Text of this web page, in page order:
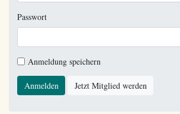
Passwort
Anmeldung speichern
Anmelden Jetzt Mitglied werden